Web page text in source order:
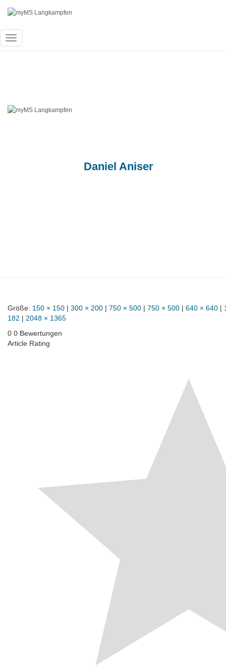
Navigation
Daniel Aniseron
Größe: 150 × 150 | 300 × 200 | 750 × 500 | 750 × 500 | 640 × 640 |
182 | 2048 × 1365
0 0 Bewertungen
Article Rating